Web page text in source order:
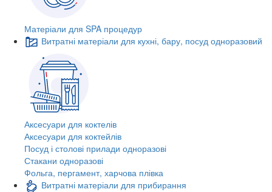
Матеріали для SPA процедур
Витратні матеріали для кухні, бару, посуд одноразовий
Аксесуари для коктелів
Аксесуари для коктейлів
Посуд і столові прилади одноразові
Стакани одноразові
Фольга, пергамент, харчова плівка
Витратні матеріали для прибирання